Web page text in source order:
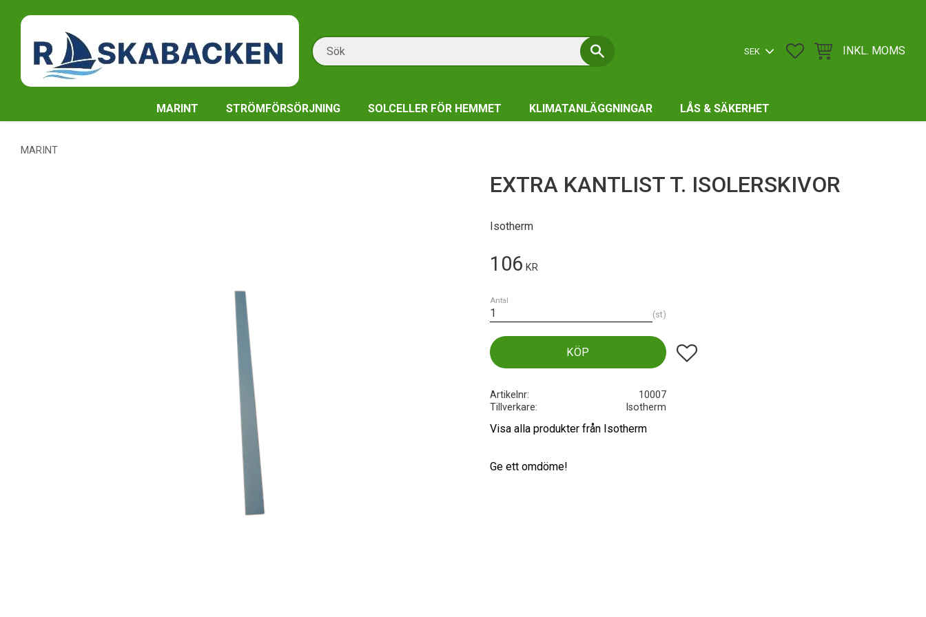
FAVORITER
KUNDVAGNINKL. MOMS
MARINT STRÖMFÖRSÖRJNING SOLCELLER FÖR HEMMET KLIMATANLÄGGNINGAR LÅS & SÄKERHET
MARINT
EXTRA KANTLIST T. ISOLERSKIVOR
Isotherm
106 KR
Antal
st
KÖP Lägg till i favoriter
Artikelnr
10007
Tillverkare
Isotherm
Visa alla produkter från Isotherm
Ge ett omdöme!